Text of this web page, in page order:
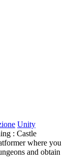
Unity
: Castle
where you
and obtain